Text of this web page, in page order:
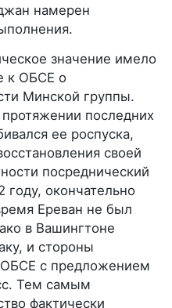
намерен
значение имело
к ОБСЕ о
Минской группы.
последних
ее роспуска,
своей
посреднический
году, окончательно
Ереван не был
в Вашингтоне
и стороны
ОБСЕ с предложением
Тем самым
фактически